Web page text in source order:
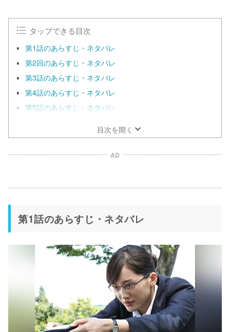
タップできる目次
第1話のあらすじ・ネタバレ
第2回のあらすじ・ネタバレ
第3話のあらすじ・ネタバレ
第4話のあらすじ・ネタバレ
第5話のあらすじ・ネタバレ
目次を開く
AD
第1話のあらすじ・ネタバレ